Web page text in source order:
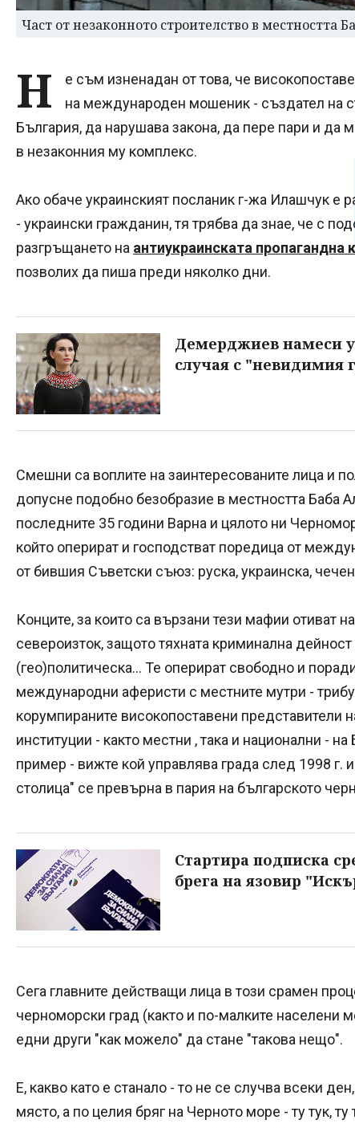
Част от незаконното строителство в местността
Н
е съм изненадан от това, че
на международен мошеник - създател на
България, да нарушава закона, да пере пари и
в незаконния му комплекс.
Ако обаче украинският посланик г-жа Илашчук е
- украински гражданин, тя трябва да знае, че с
разгръщането на антиукраинската пропагандна
позволих да пиша преди няколко дни.
Демерджиев намеси
случая с "невидимия
Смешни са воплите на заинтересованите лица и
допусне подобно безобразие в местността Баба
последните 35 години Варна и цялото ни
който оперират и господстват поредица от
от бившия Съветски съюз: руска, украинска,
Конците, за които са вързани тези мафии отиват
североизток, защото тяхната криминална
(гео)политическа... Те оперират свободно и
международни аферисти с местните мутри -
корумпираните високопоставени представители
институции - както местни , така и национални -
пример - вижте кой управлява града след 1998 г.
столица" се превърна в пария на българското
Стартира подписка
брега на язовир
Сега главните действащи лица в този срамен
черноморски град (както и по-малките населени
едни други "как можело" да стане "такова нещо".
Е, какво като е станало - то не се случва всеки
място, а по целия бряг на Черното море - ту тук,